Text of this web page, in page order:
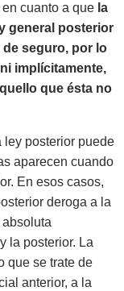
cuanto a que la
general posterior
seguro, por lo
implícitamente,
que ésta no
ley posterior puede
aparecen cuando
En esos casos,
deroga a la
la posterior. La
que se trate de
anterior, a la